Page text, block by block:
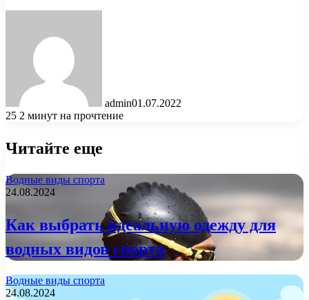
admin01.07.2022
25 2 минут на прочтение
Читайте еще
Водные виды спорта
24.08.2024
Как выбрать идеальную одежду для
водных видов спорта
Водные виды спорта
24.08.2024